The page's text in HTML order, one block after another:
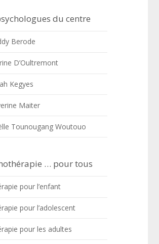
du centre
Berode
D’Oultremont
Kegyes
Maiter
Tounougang Woutouo
… pour tous
pour l’enfant
pour l’adolescent
pour les adultes